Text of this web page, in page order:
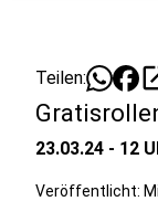
Teilen:
23.03.24 - 12
Veröffentlicht: